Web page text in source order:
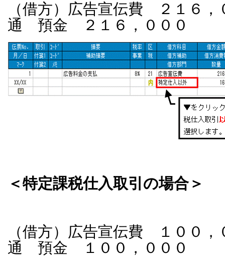
（借方）広告宣伝費 ２１６
通 預金 ２１６，０００
＜特定課税仕入取引の場合＞
（借方）広告宣伝費 １００
通 預金 １００，０００